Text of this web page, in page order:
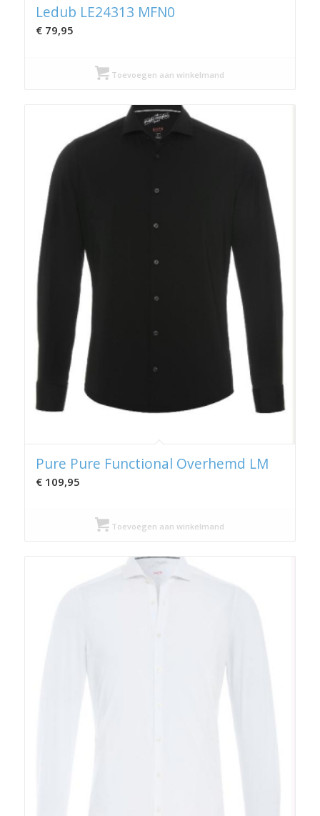
Ledub LE24313 MFN0
€79,95
Toevoegen aan winkelmand
Pure Pure Functional Overhemd LM
€109,95
Toevoegen aan winkelmand